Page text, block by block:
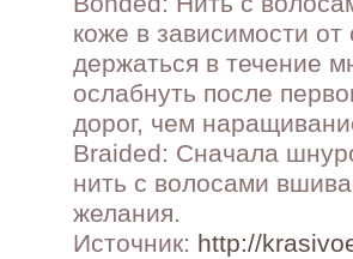
коже в зависимости
держаться в течение
ослабнуть после
дорог, чем
Braided: Сначала
нить с волосами
желания.
Источник: http://